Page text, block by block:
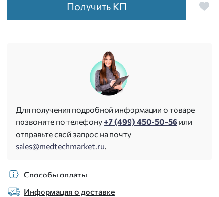
Получить КП
Для получения подробной информации о товаре
позвоните по телефону+7 (499) 450-50-56 или
отправьте свой запрос на почту
sales@medtechmarket.ru.
Способы оплаты
Информация о доставке